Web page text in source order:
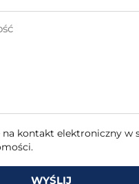
kontakt elektroniczny w
WYŚLIJ